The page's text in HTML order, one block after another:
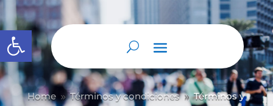
Abrir barra de herramientas
Home 9 Términos y condiciones 9 Términos y